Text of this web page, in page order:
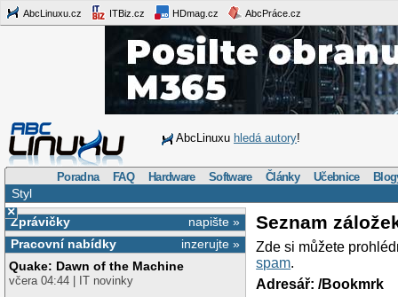
AbcLinuxu.cz ITBiz.cz HDmag.cz AbcPráce.cz
AbcLinuxu hledá autory!
Poradna FAQ Hardware Software Články Učebnice
Styl
×
napište »
Zprávičky
inzerujte »
Pracovní nabídky
Quake: Dawn of the Machine
včera 04:44 | IT novinky
Seznam
Zde si můžete
spam.
Adresář: /Bookmrk